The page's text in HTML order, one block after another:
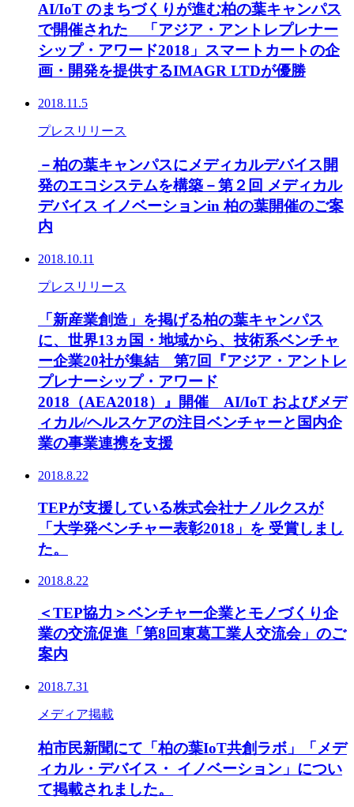
AI/IoT のまちづくりが進む柏の葉キャンパス
で開催された 「アジア・アントレプレナー
シップ・アワード2018」スマートカートの企
画・開発を提供するIMAGR LTDが優勝
2018.11.5
プレスリリース
－柏の葉キャンパスにメディカルデバイス開
発のエコシステムを構築－第２回 メディカル
デバイス イノベーションin 柏の葉開催のご案
内
2018.10.11
プレスリリース
「新産業創造」を掲げる柏の葉キャンパス
に、世界13ヵ国・地域から、技術系ベンチャ
ー企業20社が集結 第7回『アジア・アントレ
プレナーシップ・アワード
2018（AEA2018）』開催 AI/IoT およびメデ
ィカル/ヘルスケアの注目ベンチャーと国内企
業の事業連携を支援
2018.8.22
TEPが支援している株式会社ナノルクスが
「大学発ベンチャー表彰2018」を 受賞しまし
た。
2018.8.22
＜TEP協力＞ベンチャー企業とモノづくり企
業の交流促進「第8回東葛工業人交流会」のご
案内
2018.7.31
メディア掲載
柏市民新聞にて「柏の葉IoT共創ラボ」「メデ
ィカル・デバイス・ イノベーション」につい
て掲載されました。